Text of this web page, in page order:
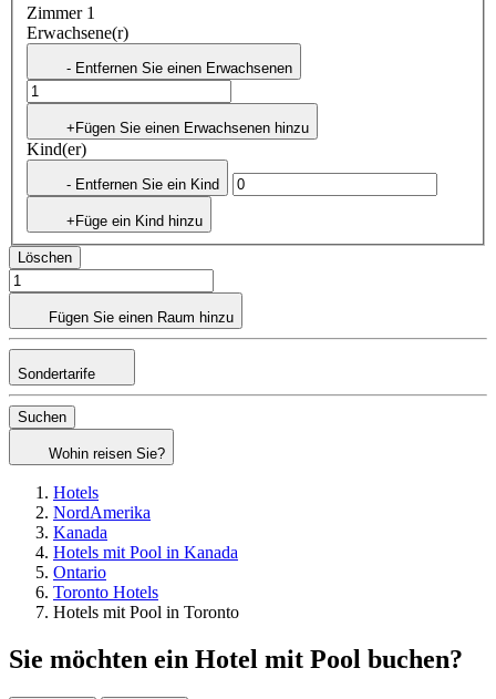
Zimmer 1
Erwachsene(r)
- Entfernen Sie einen Erwachsenen
+Fügen Sie einen Erwachsenen hinzu
Kind(er)
- Entfernen Sie ein Kind
+Füge ein Kind hinzu
Löschen
Fügen Sie einen Raum hinzu
Sondertarife
Suchen
Wohin reisen Sie?
Hotels
NordAmerika
Kanada
Hotels mit Pool in Kanada
Ontario
Toronto Hotels
Hotels mit Pool in Toronto
Sie möchten ein Hotel mit Pool buchen?